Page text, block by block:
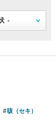
咳（セキ）